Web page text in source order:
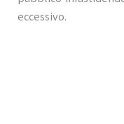
eccessivo.